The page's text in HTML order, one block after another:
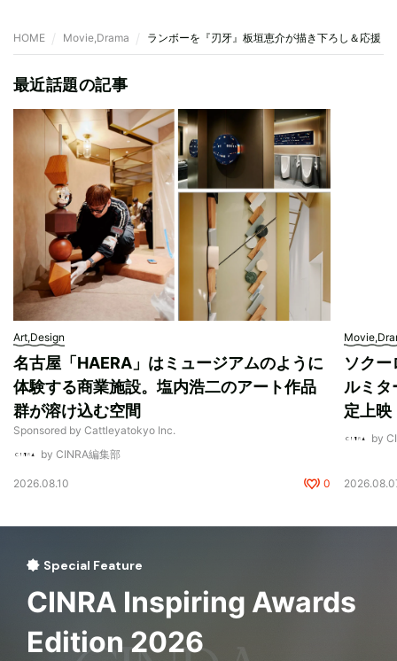
HOME Movie,Drama ランボーを『刃牙』板垣恵介が描き下ろし＆応援
最近話題の記事
Art,Design
名古屋「HAERA」はミュージアムのように
体験する商業施設。塩内浩二のアート作品
群が溶け込む空間
Sponsored by Cattleyatokyo Inc.
by CINRA編集部
2026.08.10 0
ソク
ルミタ
定上映
by
Special Feature
CINRA Inspiring Awards
Edition 2026